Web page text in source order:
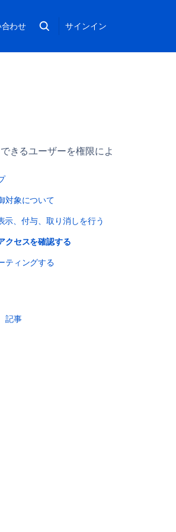
わせ サインイン
きるユーザーを権限によ
対象について
示、付与、取り消しを行う
クセスを確認する
ティングする
記事